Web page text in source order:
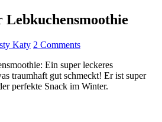
Katy 2 Comments
Ein super leckeres
traumhaft gut schmeckt! Er ist super
perfekte Snack im Winter.